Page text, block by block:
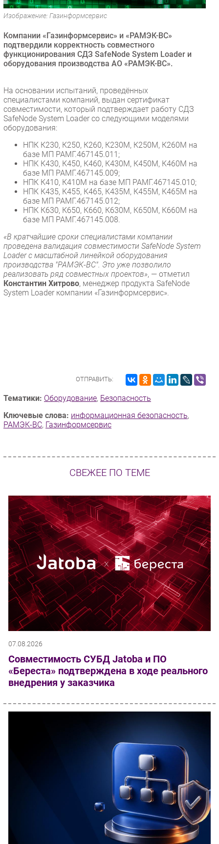
CIO/Управление ИТ
Гаджеты
Здоровье
РАЗДЕЛЫ
Аналитика
Интервью
Мероприятия
IT класс
Тестовый стенд
Каталог компаний
Изображение: Газинформсервис
Компании «Газинформсервис» и «РАМЭК-ВС»
подтвердили корректность совместного
функционирования СДЗ SafeNode System Loader и
оборудования производства АО «РАМЭК-ВС».
На основании испытаний, проведённых
специалистами компаний, выдан сертификат
совместимости, который подтверждает работу СДЗ
SafeNode System Loader со следующими моделями
оборудования:
НПК К230, К250, К260, К230М, К250М, К260М на
базе МП РАМГ.467145.011;
НПК К430, К450, К460, К430М, К450М, К460М на
базе МП РАМГ.467145.009;
НПК К410, К410М на базе МП РАМГ.467145.010;
НПК К435, К455, К465, К435М, К455М, К465М на
базе МП РАМГ.467145.012;
НПК К630, К650, К660, К630М, К650М, К660М на
базе МП РАМГ.467145.008.
«В кратчайшие сроки специалистами компании
проведена валидация совместимости SafeNode System
Loader с масштабной линейкой оборудования
производства "РАМЭК-ВС". Это уже позволило
реализовать ряд совместных проектов», — отметил
Константин Хитрово, менеджер продукта SafeNode
System Loader компании «Газинформсервис».
ОТПРАВИТЬ:
Тематики: Оборудование, Безопасность
Ключевые слова: информационная безопасность,
РАМЭК-ВС, Газинформсервис
СВЕЖЕЕ ПО ТЕМЕ
07.08.2026
Совместимость СУБД Jatoba и ПО
«Береста» подтверждена в ходе реального
внедрения у заказчика